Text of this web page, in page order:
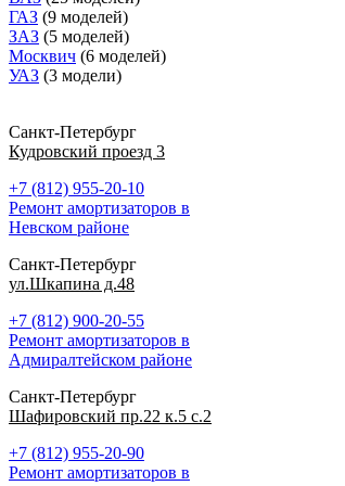
ГАЗ (9 моделей)
ЗАЗ (5 моделей)
Москвич (6 моделей)
УАЗ (3 модели)
Санкт-Петербург
Кудровский проезд 3
+7 (812) 955-20-10
Ремонт амортизаторов в
Невском районе
Санкт-Петербург
ул.Шкапина д.48
+7 (812) 900-20-55
Ремонт амортизаторов в
Адмиралтейском районе
Санкт-Петербург
Шафировский пр.22 к.5 с.2
+7 (812) 955-20-90
Ремонт амортизаторов в